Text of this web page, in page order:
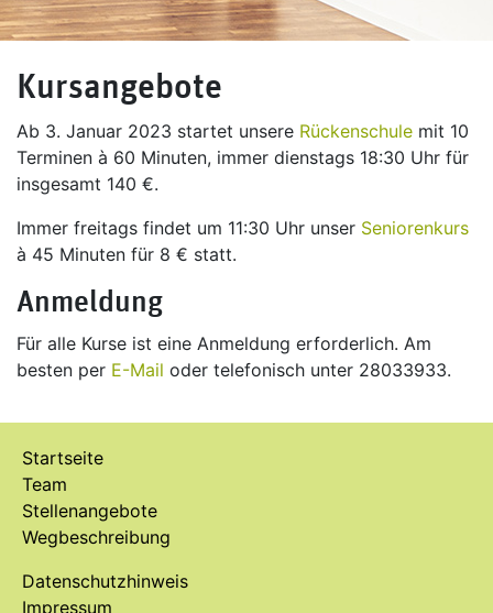
Kursangebote
Ab 3. Januar 2023 startet unsere Rückenschule mit 10
Terminen à 60 Minuten, immer dienstags 18:30 Uhr für
insgesamt 140 €.
Immer freitags findet um 11:30 Uhr unser Seniorenkurs
à 45 Minuten für 8 € statt.
Anmeldung
Für alle Kurse ist eine Anmeldung erforderlich. Am
besten per E-Mail oder telefonisch unter 28033933.
Startseite
Team
Stellenangebote
Wegbeschreibung
Datenschutzhinweis
Impressum